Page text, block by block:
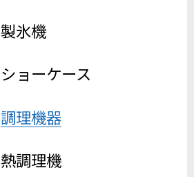
製氷機
ショーケース
調理機器
熱調理機